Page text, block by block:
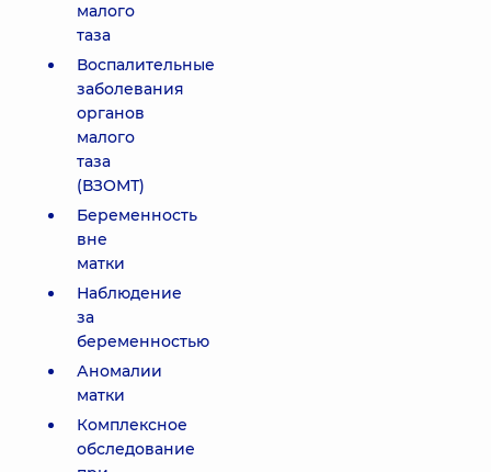
малого
таза
Воспалительные
заболевания
органов
малого
таза
(ВЗОМТ)
Беременность
вне
матки
Наблюдение
за
беременностью
Аномалии
матки
Комплексное
обследование